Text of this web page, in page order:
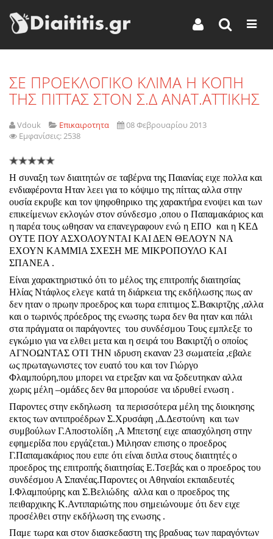
ΣΕ ΠΡΟΕΚΛΟΓΙΚΟ ΚΛΙΜΑ Η ΚΟΠΗ
ΤΗΣ ΠΙΤΤΑΣ ΣΤΟΝ Σ.Δ ΑΝΑΤ.ΑΤΤΙΚΗΣ
Vdouk Επικαιροτητα
08 Φεβρουαρίου 2013
Εμφανίσεις: 2538
Η συναξη των διαιτητών σε ταβέρνα της Παιανίας ειχε πολλα και
ενδιαφέροντα Ηταν λεει για το κόψιμο της πίττας αλλα στην
ουσία εκρυβε και τον ψηφοθηρικο της χαρακτήρα ενοψει και των
επικείμενων εκλογών στον σύνδεσμο ,οπου ο Παπαμακάριος και
η παρέα τους ωθησαν να επανεγραφουν ενώ η ΕΠΟ και η ΚΕΔ
ΟΥΤΕ ΠΟΥ ΑΣΧΟΛΟΥΝΤΑΙ ΚΑΙ ΔΕΝ ΘΕΛΟΥΝ ΝΑ
ΕΧΟΥΝ ΚΑΜΜΙΑ ΣΧΕΣΗ ΜΕ ΜΙΚΡΟΠΟΥΛΟ ΚΑΙ
ΣΠΑΝΕΑ .
Είναι χαρακτηριστικό ότι το μέλος της επιτροπής διαιτησίας
Ηλίας Ντάφλος ελεγε κατά τη διάρκεια της εκδήλωσης πως αν
δεν ηταν ο πρωην προεδρος και τωρα επιτιμος Σ.Βακιρτζης ,αλλα
και ο τωρινός πρόεδρος της ενωσης τωρα δεν θα ηταν και πάλι
στα πράγματα οι παράγοντες του συνδέσμου Τους εμπλεξε το
εγκώμιο για να ελθει μετα και η σειρά του Βακιρτζή ο οποίος
ΑΓΝΟΩΝΤΑΣ ΟΤΙ ΤΗΝ ιδρυση εκαναν 23 σωματεία ,εβαλε
ως πρωταγωνιστες τον ευατό του και τον Γιώργο
Φλαμπούρη,που μπορει να ετρεξαν και να ξοδευτηκαν αλλα
χωρις μέλη –ομάδες δεν θα μπορούσε να ιδρυθεί ενωση .
Παροντες στην εκδηλωση τα περισσότερα μέλη της διοικησης
εκτος των αντιπροέδρων Σ.Χρυσάφη ,Δ.Δεστούνη και των
συμβούλων Γ.Αποστολίδη ,Α Μπετση( ειχε απασχόληση στην
εφημερίδα που εργάζεται.) Μιλησαν επισης ο προεδρος
Γ.Παπαμακάριος που ειπε ότι είναι διπλα στους διαιτητές ο
προεδρος της επιτροπής διαιτησίας Ε.Τσεβάς και ο προεδρος του
συνδέσμου Α Σπανέας.Παροντες οι Αθηναίοι εκπαιδευτές
Ι.Φλαμπούρης και Σ.Βελιώδης αλλα και ο προεδρος της
πειθαρχικης Κ.Αντιπαριώτης που σημειώνουμε ότι δεν ειχε
προσέλθει στην εκδήλωση της ενωσης .
Παμε τωρα και στον διασκεδαστη της βραδυας των παραγόντων